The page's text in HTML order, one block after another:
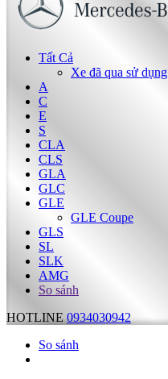
Tất Cả
Xe đã qua sử dụng
A
C
E
S
CLA
CLS
GLA
GLC
GLE
GLE Coupe
GLS
SL
SLK
AMG
So sánh
HOTLINE 0934030942
So sánh